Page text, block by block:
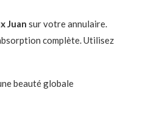
Juan sur votre annulaire.
complète. Utilisez
beauté globale